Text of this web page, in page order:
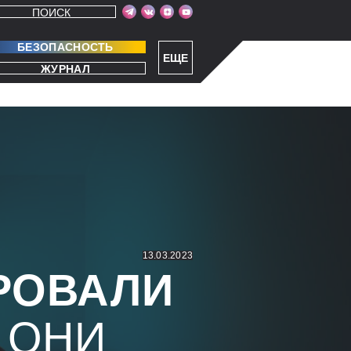
ЕЩЕ
ПОИСК
БЕЗОПАСНОСТЬ
ЖУРНАЛ
13.03.2023